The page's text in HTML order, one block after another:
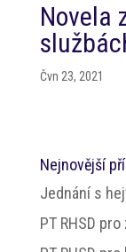
Novela
Čvn 23, 2021
Nejnovější
Jednání s
PT RHSD